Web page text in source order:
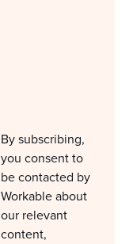
By subscribing,
you consent to
be contacted by
Workable about
our relevant
content,